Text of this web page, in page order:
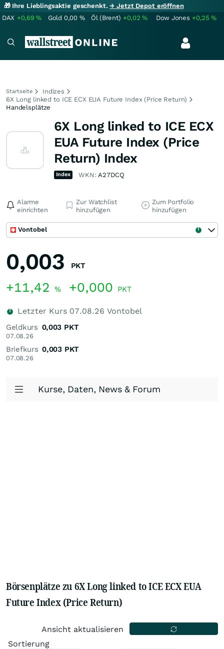
🎁 Ihre Lieblingsaktie geschenkt.→ Jetzt Depot eröffnen
DAX +0,69% Gold 0,00 % Öl (Brent) +0,02% Dow Jones +0,25%
Startseite
Indizes
6X Long linked to ICE ECX EUA Future Index (Price Return)
Handelsplätze
6X Long linked to ICE ECX
EUA Future Index (Price
Return) Index
Index WKN:A27DCQ
Alarme
einrichten
Zur Watchlist
hinzufügen
Zum Portfolio
hinzufügen
Vontobel
0,003 PKT
+11,42 % +0,000 PKT
Letzter Kurs 07.08.26 Vontobel
Geldkurs
07.08.26
0,003 PKT
Briefkurs
07.08.26
0,003 PKT
Kurse, Daten, News & Forum
Börsenplätze zu 6X Long linked to ICE ECX EUA
Future Index (Price Return)
Ansicht aktualisieren
Sortierung